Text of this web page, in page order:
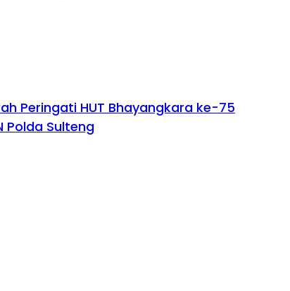
Peringati HUT Bhayangkara ke-75
Polda Sulteng